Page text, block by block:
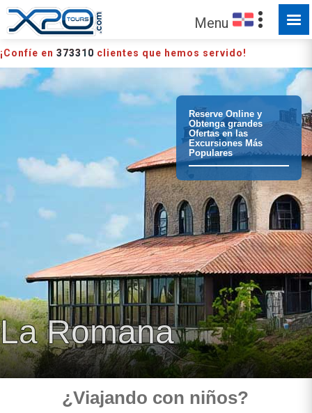
Menu
¡Confíe en 373310 clientes que hemos servido!
HECHO PARA SER EXPLORADO
Reserve Online y
Obtenga grandes
Ofertas en las
Excursiones Más
Populares
La Romana
¿Viajando con niños?